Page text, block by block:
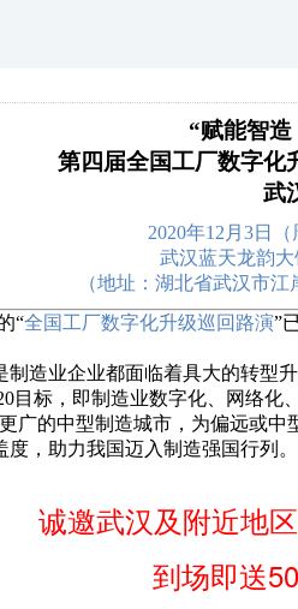
“赋能智
第四届全国工厂数字化
武
2020年12月3日（
武汉蓝天龙韵
（地址：湖北省武汉市
“全国工厂数字化升级巡回路演”
制造业企业都面临着具大的转型
目标，即制造业数字化、网络化
广的中型制造城市，为偏远或
，助力我国迈入制造强国行列。
诚邀武汉及附近地
到场即送